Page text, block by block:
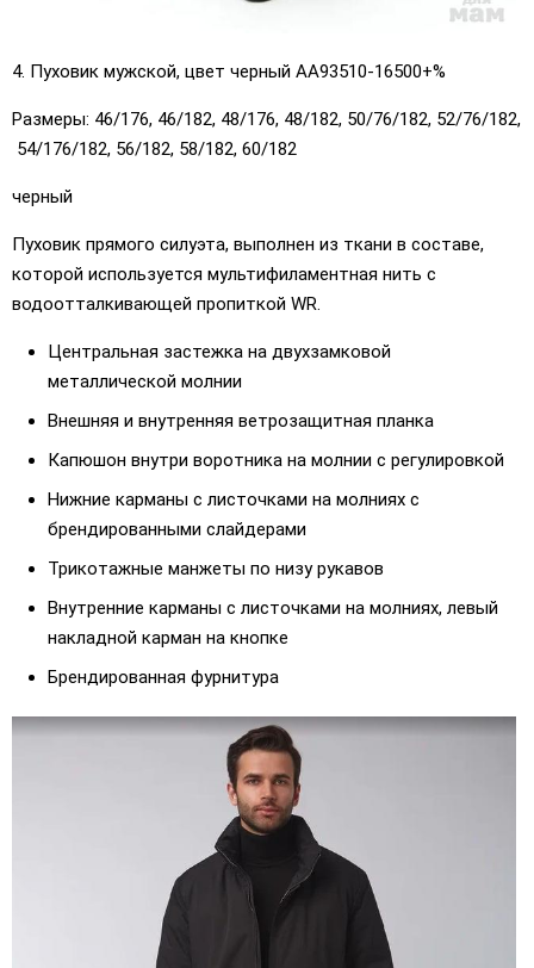
4. Пуховик мужской, цвет черный АА93510-16500+%
Размеры: 46/176, 46/182, 48/176, 48/182, 50/76/182, 52/76/182,
54/176/182, 56/182, 58/182, 60/182
черный
Пуховик прямого силуэта, выполнен из ткани в составе,
которой используется мультифиламентная нить с
водоотталкивающей пропиткой WR.
Центральная застежка на двухзамковой
металлической молнии
Внешняя и внутренняя ветрозащитная планка
Капюшон внутри воротника на молнии с регулировкой
Нижние карманы c листочками на молниях с
брендированными слайдерами
Трикотажные манжеты по низу рукавов
Внутренние карманы с листочками на молниях, левый
накладной карман на кнопке
Брендированная фурнитура